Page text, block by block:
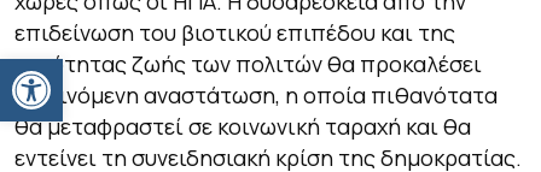
Ανοίξτε τη γραμμή εργαλείων
επιδείνωση του βιοτικού επιπέδου και της
ποιότητας ζωής των πολιτών θα προκαλέσει
εντεινόμενη αναστάτωση, η οποία πιθανότατα
θα μεταφραστεί σε κοινωνική ταραχή και θα
εντείνει τη συνειδησιακή κρίση της δημοκρατίας.